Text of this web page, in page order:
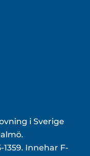
i Sverige
Innehar F-